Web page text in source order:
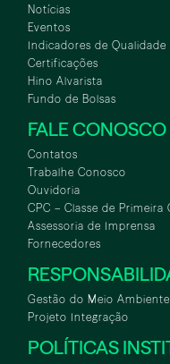
Notícias
Eventos
Indicadores de Qualidade
Certificações
Hino Alvarista
Fundo de Bolsas
FALE CONOSCO
Contatos
Trabalhe Conosco
Ouvidoria
CPC – Classe de Primeira
Assessoria de Imprensa
Fornecedores
Gestão do Meio Ambiente
Projeto Integração
POLÍTICAS